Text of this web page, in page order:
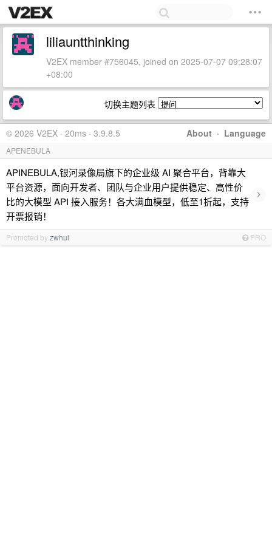
liliauntthinking
V2EX member #756045, joined on 2025-07-07 09:28:07
+08:00
切换主题列表
About · Language
© 2026 V2EX · 20ms · 3.9.8.5
APENEBULA
APINEBULA,银河录像局旗下的企业级 AI 聚合平台，背靠大
平台资源，面向开发者、团队与企业用户提供稳定、高性价
比的大模型 API 接入服务！各大满血模型，低至1折起，支持
开票报销！
›
Promoted byzwhui PRO